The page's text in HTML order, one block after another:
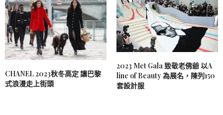
CHANEL 2023秋冬高定 讓巴黎
式浪漫走上街頭
2023 Met Gala 致敬老佛爺 以A
line of Beauty 為展名，陳列150
套設計服